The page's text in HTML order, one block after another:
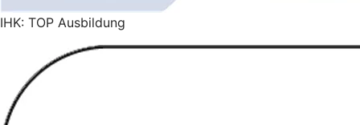
IHK: TOP Ausbildung